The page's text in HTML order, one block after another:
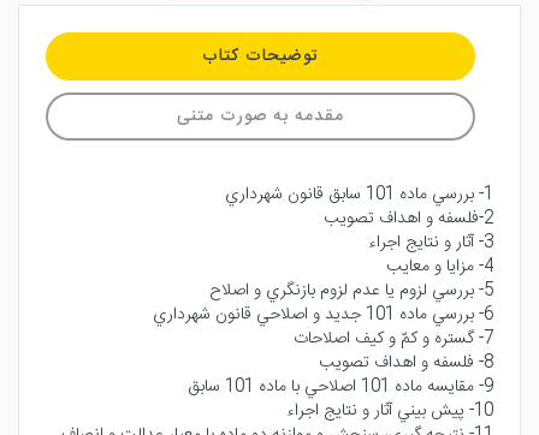
توضیحات کتاب
مقدمه به صورت متنی
1- بررسي ماده 101 سابق قانون شهرداري
2-فلسفه و اهداف تصويب
3- آثار و نتايج اجراء
4- مزايا و معايب
5- بررسي لزوم يا عدم لزوم بازنگري و اصلاح
6- بررسي ماده 101 جديد و اصلاحي قانون شهرداري
7- گستره و كمّ و كيف اصلاحات
8- فلسفه و اهداف تصويب
9- مقايسه ماده 101 اصلاحي با ماده 101 سابق
10- پيش بيني آثار و نتايج اجراء